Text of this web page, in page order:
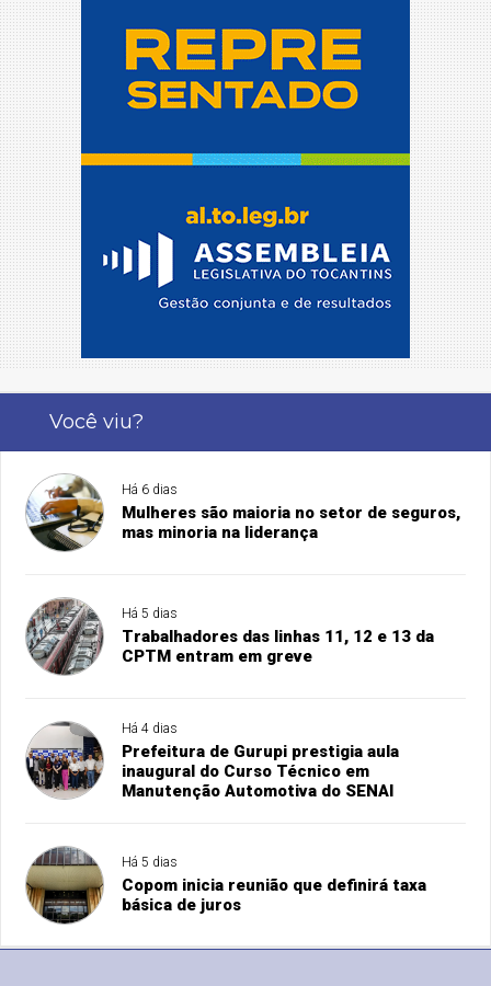
Você viu?
Há 6 dias
Mulheres são maioria no setor de seguros,
mas minoria na liderança
Há 5 dias
Trabalhadores das linhas 11, 12 e 13 da
CPTM entram em greve
Há 4 dias
Prefeitura de Gurupi prestigia aula
inaugural do Curso Técnico em
Manutenção Automotiva do SENAI
Há 5 dias
Copom inicia reunião que definirá taxa
básica de juros